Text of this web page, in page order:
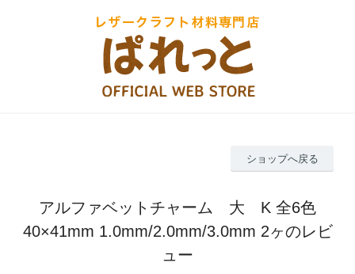
ショップへ戻る
アルファベットチャーム 大 K 全6色
40×41mm 1.0mm/2.0mm/3.0mm 2ヶのレビ
ュー